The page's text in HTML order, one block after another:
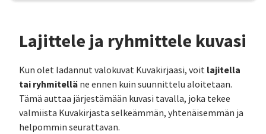
Lajittele ja ryhmittele kuvasi
Kun olet ladannut valokuvat Kuvakirjaasi, voit lajitella
tai ryhmitellä ne ennen kuin suunnittelu aloitetaan.
Tämä auttaa järjestämään kuvasi tavalla, joka tekee
valmiista Kuvakirjasta selkeämmän, yhtenäisemmän ja
helpommin seurattavan.